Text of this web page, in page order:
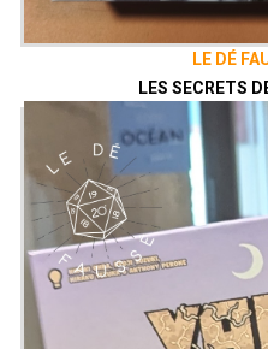
LE DÉ
LES SECRETS